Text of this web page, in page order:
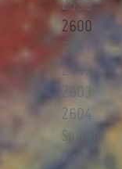
2600
2601
2602
2603
2604
Suivant
Fin